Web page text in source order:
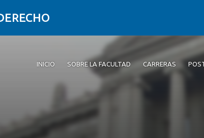
INICIO SOBRE LA FACULTAD CARRERAS